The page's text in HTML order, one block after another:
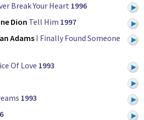
Break Your Heart 1996
Dion Tell Him 1997
Adams I Finally Found Someone
Of Love 1993
1993